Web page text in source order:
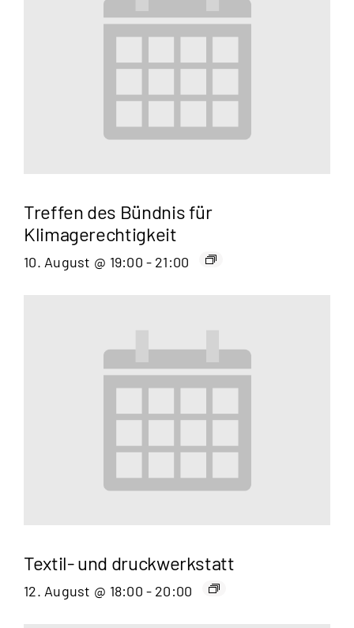
Treffen des Bündnis für
Klimagerechtigkeit
10. August @ 19:00 - 21:00
Textil- und druckwerkstatt
12. August @ 18:00 - 20:00